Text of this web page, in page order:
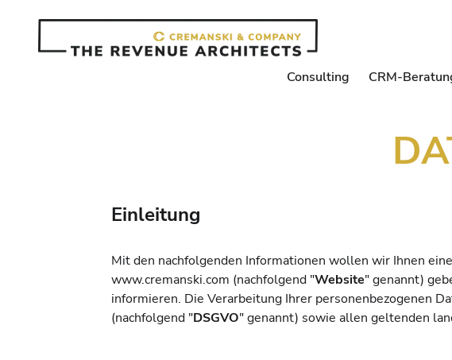
Consulting CRM-
Einleitung
Mit den nachfolgenden Informationen wollen wir Ihnen
www.cremanski.com (nachfolgend "Website" genannt)
informieren. Die Verarbeitung Ihrer personenbezogenen
(nachfolgend "DSGVO" genannt) sowie allen geltenden